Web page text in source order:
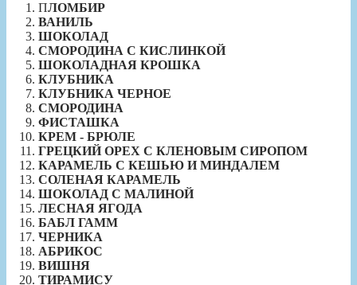
ПЛОМБИР
ВАНИЛЬ
ШОКОЛАД
СМОРОДИНА С КИСЛИНКОЙ
ШОКОЛАДНАЯ КРОШКА
КЛУБНИКА
КЛУБНИКА ЧЕРНОЕ
СМОРОДИНА
ФИСТАШКА
КРЕМ - БРЮЛЕ
ГРЕЦКИЙ ОРЕХ С КЛЕНОВЫМ СИРОПОМ
КАРАМЕЛЬ С КЕШЬЮ И МИНДАЛЕМ
СОЛЕНАЯ КАРАМЕЛЬ
ШОКОЛАД С МАЛИНОЙ
ЛЕСНАЯ ЯГОДА
БАБЛ ГАММ
ЧЕРНИКА
АБРИКОС
ВИШНЯ
ТИРАМИСУ